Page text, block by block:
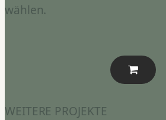
wählen.
WEITERE PROJEKTE